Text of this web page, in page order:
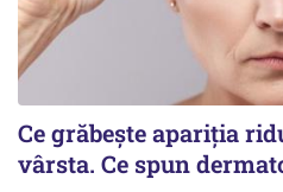
Ce grăbește apariția
vârsta. Ce spun